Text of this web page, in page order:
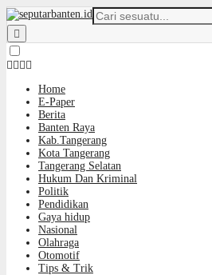
Home
E-Paper
Berita
Banten Raya
Kab.Tangerang
Kota Tangerang
Tangerang Selatan
Hukum Dan Kriminal
Politik
Pendidikan
Gaya hidup
Nasional
Olahraga
Otomotif
Tips & Trik